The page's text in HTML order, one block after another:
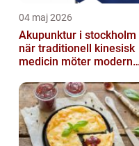
04 maj 2026
Akupunktur i stockholm
när traditionell kinesisk
medicin möter modern